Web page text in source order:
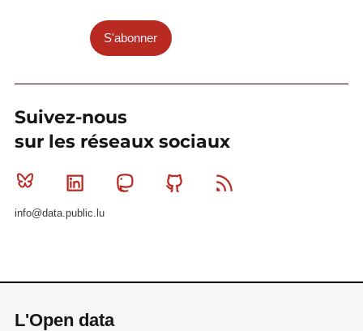
S'abonner
Suivez-nous
sur les réseaux sociaux
Bluesky Linkedin MastodonGithub
info@data.public.lu
L'Open data